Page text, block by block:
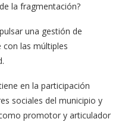
la fragmentación?
una gestión de
las múltiples
en la participación
sociales del municipio y
promotor y articulador